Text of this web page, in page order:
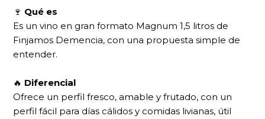
🍷 Qué es
Es un vino en gran formato Magnum 1,5 litros de
Finjamos Demencia, con una propuesta simple de
entender.
🔥 Diferencial
Ofrece un perfil fresco, amable y frutado, con un
perfil fácil para días cálidos y comidas livianas, útil